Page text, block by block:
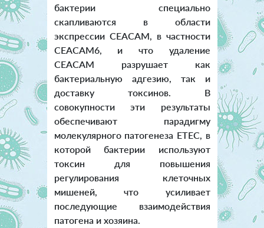
бактерии специально
скапливаются в области
экспрессии CEACAM, в частности
CEACAM6, и что удаление
CEACAM разрушает как
бактериальную адгезию, так и
доставку токсинов. В
совокупности эти результаты
обеспечивают парадигму
молекулярного патогенеза ETEC, в
которой бактерии используют
токсин для повышения
регулирования клеточных
мишеней, что усиливает
последующие взаимодействия
патогена и хозяина.